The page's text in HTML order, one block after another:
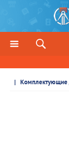
Комплектующие